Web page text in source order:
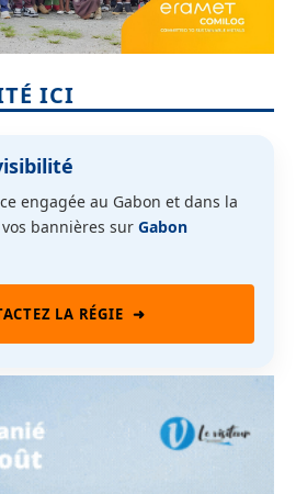
ICI
engagée au Gabon et dans la
bannières sur Gabon
LA RÉGIE ➜